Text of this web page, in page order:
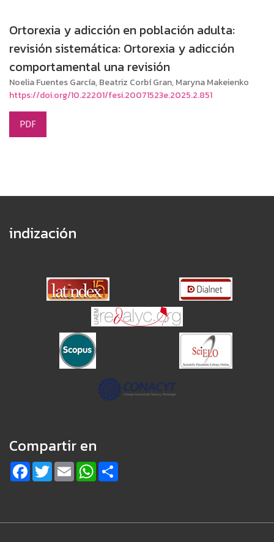
Ortorexia y adicción en población adulta:
revisión sistemática: Ortorexia y adicción
comportamental una revisión
Noelia Fuentes García, Beatriz Corbí Gran, Maryna Makeienko
https://doi.org/10.22201/fesi.20071523e.2025.2.851
PDF
indización
Compartir en
Facebook
TwitterEmailWhatsApp